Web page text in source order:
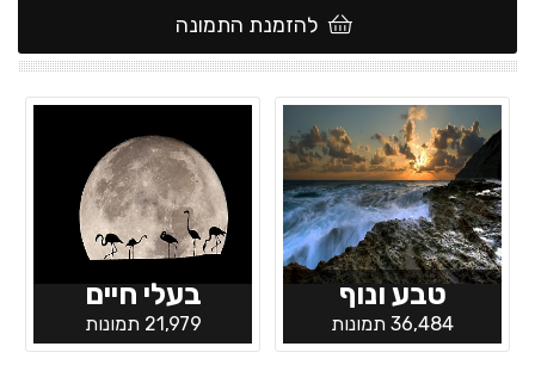
להזמנת התמונה
טבע ונוף
36,484 תמונות
בעלי חיים
21,979 תמונות